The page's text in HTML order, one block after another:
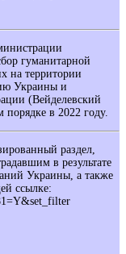
гуманитарной
на территории
Украины и
(Вейделевский
в 2022 году.
раздел,
в результате
Украины, а также
ссылке: